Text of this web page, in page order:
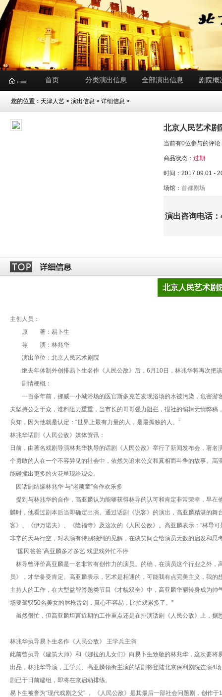
首页 分类演出信息 全部演出信息 剧院概
您的位置： 天津人艺 > 演出信息 > 详细信息 >
北京人民艺术剧
当前有0位参与的评论
商品状态： 过期
时间：2017.09.01 -
场馆： 首都剧场
演出咨询电话
北京人民艺术剧
主创人员：
原 著：易卜生
导 演：林兆华
演出单位：北京人民艺术剧院
继去年体制外创排易卜生名作《人民公敌》后，6月10日，林兆华将再次把
剧情梗概：
一百多年前，挪威一小城浴场的医官斯多克芒发现浴场的水被污染，危害游
夫坚持公之于众，谁料阻力重重，当市长的哥哥强力阻拦，报社的编辑无情弊
良知，因为他就是认定：“世界上最有力量的人，是最孤独的人。”
林兆华话剧《人民公敌》媒体资讯：
日前，由著名戏剧导演林兆华执导的话剧《人民公敌》举行了新闻发布会，著
个勇敢的人在一个不容异见的社会中，依然为追求公义和真相而斗争的故事。
能碰撞出更多的火花呈现给观众。
因话剧结缘林兆华 与“老顽童”合作欢乐多
提到与林兆华的合作，高亚麟认为能够获得林导的认可和肯定非常荣幸，早在
麟时，他看过剧本后当即确定出演。通过话剧《说客》的演出，高亚麟精湛的
客》、《伊万诺夫》、《隆福寺》及这次的《人民公敌》。高亚麟表示：“林导
非常的天马行空，对表演有特别独到的见解，在谈笑间会给演员无数的启发和
“国民爸爸”高亚麟多才多艺 戏里戏外忙不停
林导曾评价高亚麟是一名非常有创作力的演员。的确，在演员这个行业之外
员》，才华备受肯定。高亚麟表示，艺术是相通的，可能我有点完美主义，我
主持人的工作，在大型益智答题类节目《才貌双全》中，高亚麟华丽转身成为
场要驾驭50名美女的唇枪舌剑，真心不容易，比拍戏累多了。”
虽然很忙，但高亚麟坦言近期的工作重点还是在排演话剧《人民公敌》上，
林兆华执导易卜生名作《人民公敌》 王学兵主演
此前曾执导《建筑大师》和《娜拉的儿女们》向易卜生致敬的林兆华，这次要
出品，林兆华导演，王学兵、高亚麟领衔主演的话剧将登陆北京保利剧院连演
剧已于日前建组，即将在京启动排练。
易卜生被誉为“现代戏剧之父” ， 《人民公敌》是其最后一部社会问题剧，创作